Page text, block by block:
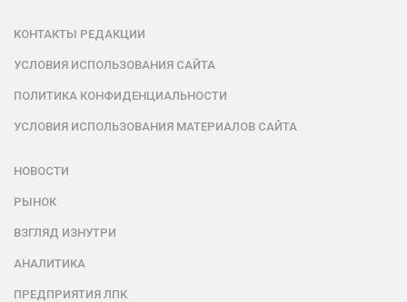
КОНТАКТЫ РЕДАКЦИИ
УСЛОВИЯ ИСПОЛЬЗОВАНИЯ САЙТА
ПОЛИТИКА КОНФИДЕНЦИАЛЬНОСТИ
УСЛОВИЯ ИСПОЛЬЗОВАНИЯ МАТЕРИАЛОВ САЙТА
НОВОСТИ
РЫНОК
ВЗГЛЯД ИЗНУТРИ
АНАЛИТИКА
ПРЕДПРИЯТИЯ ЛПК